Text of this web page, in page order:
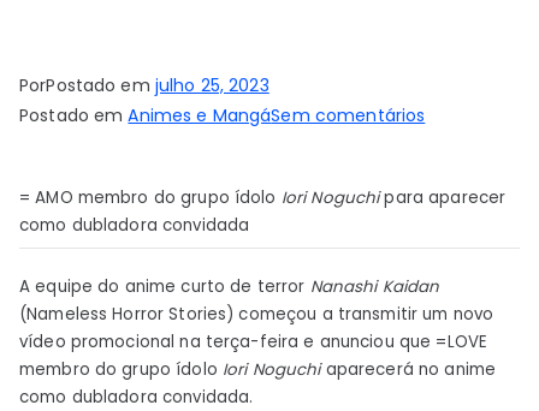
PorPostado em julho 25, 2023
Postado emAnimes e MangáSem comentários
anime
de
Nanashi
Kaidan
= AMO membro do grupo ídolo Iori Noguchipara aparecer
como dubladora convidada
A equipe do anime curto de terror Nanashi Kaidan
(Nameless Horror Stories) começou a transmitir um novo
vídeo promocional na terça-feira e anunciou que =LOVE
membro do grupo ídolo Iori Noguchiaparecerá no anime
como dubladora convidada.